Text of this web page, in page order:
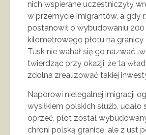
nich wspierane uczestniczyły
w przemycie imigrantów, a gdy
postanowił o wybudowaniu 200
kilometrowego płotu na granicy
Tusk nie wahał się go nazwać
twierdząc przy okazji, że ta
zdolna zrealizować takiej
Naporowi nielegalnej imigracji
wysiłkiem polskich służb, udało
oprzeć, płot został
chroni polską granicę, ale z ust